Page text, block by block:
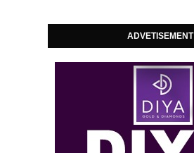
ADVETISEMENT